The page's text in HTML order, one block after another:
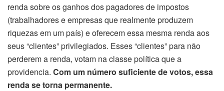
renda sobre os ganhos dos pagadores de impostos
(trabalhadores e empresas que realmente produzem
riquezas em um país) e oferecem essa mesma renda aos
seus “clientes” privilegiados. Esses “clientes” para não
perderem a renda, votam na classe política que a
providencia. Com um número suficiente de votos, essa
renda se torna permanente.